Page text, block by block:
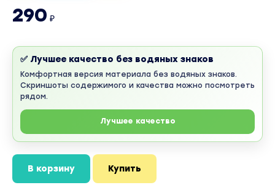
290 ₽
✅ Лучшее качество без водяных знаков
Комфортная версия материала без водяных знаков.
Скриншоты содержимого и качества можно посмотреть
рядом.
Лучшее качество
В корзину Купить